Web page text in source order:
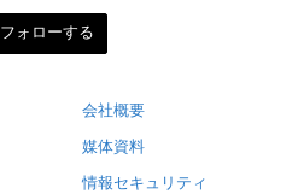
フォローする
会社概要
媒体資料
情報セキュリティ